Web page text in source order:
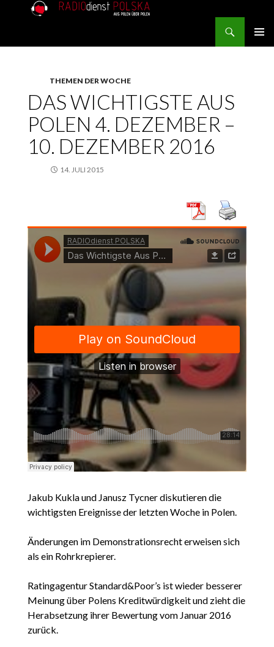
THEMEN DER WOCHE
DAS WICHTIGSTE AUS
POLEN 4. DEZEMBER –
10. DEZEMBER 2016
14. JULI 2015
Jakub Kukla und Janusz Tycner diskutieren die
wichtigsten Ereignisse der letzten Woche in Polen.
Änderungen im Demonstrationsrecht erweisen sich
als ein Rohrkrepierer.
Ratingagentur Standard&Poor’s ist wieder besserer
Meinung über Polens Kreditwürdigkeit und zieht die
Herabsetzung ihrer Bewertung vom Januar 2016
zurück.